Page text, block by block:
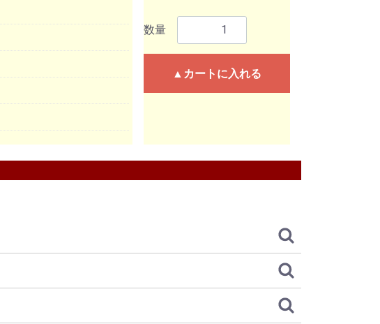
数量
▲カートに入れる